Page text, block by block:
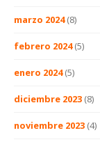
marzo 2024(8)
febrero 2024(5)
enero 2024(5)
diciembre 2023 (8)
noviembre 2023 (4)